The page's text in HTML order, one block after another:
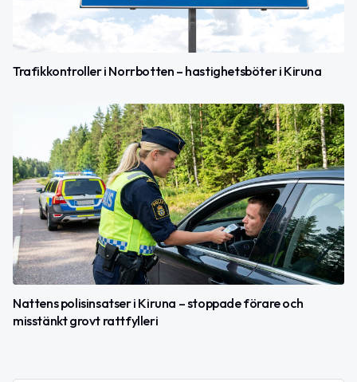
Trafikkontroller i Norrbotten – hastighetsböter i Kiruna
Nattens polisinsatser i Kiruna – stoppade förare och
misstänkt grovt rattfylleri